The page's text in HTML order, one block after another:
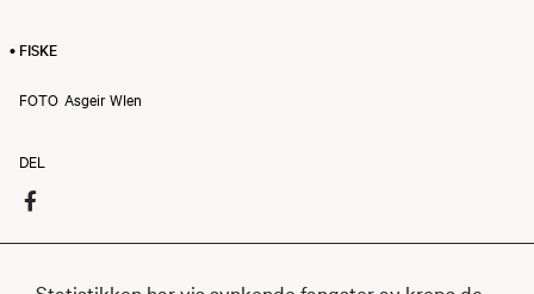
• FISKE
FOTO Asgeir WIen
DEL